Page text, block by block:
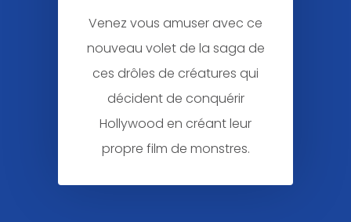
Venez vous amuser avec ce
nouveau volet de la saga de
ces drôles de créatures qui
décident de conquérir
Hollywood en créant leur
propre film de monstres.